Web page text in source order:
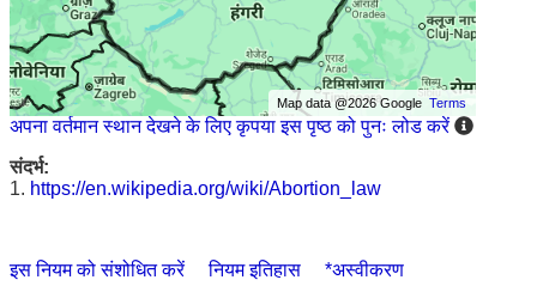
Map data @2026 GoogleTerms
अपना वर्तमान स्थान देखने के लिए कृपया इस पृष्ठ को पुनः लोड करें
संदर्भ:
1. https://en.wikipedia.org/wiki/Abortion_law
इस नियम को संशोधित करें नियम इतिहास *अस्वीकरण